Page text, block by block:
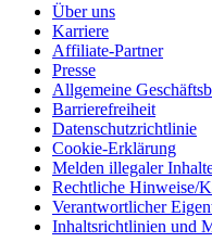
Über uns
Karriere
Affiliate-Partner
Presse
Allgemeine
Barrierefreiheit
Datenschutzrichtlinie
Cookie-Erklärung
Melden illegaler
Rechtliche Hinweise/
Verantwortlicher
Inhaltsrichtlinien und